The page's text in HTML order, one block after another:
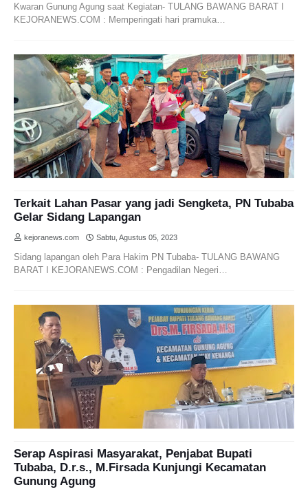
Kwaran Gunung Agung saat Kegiatan- TULANG BAWANG BARAT I
KEJORANEWS.COM : Memperingati hari pramuka…
Terkait Lahan Pasar yang jadi Sengketa, PN Tubaba
Gelar Sidang Lapangan
kejoranews.com Sabtu, Agustus 05, 2023
Sidang lapangan oleh Para Hakim PN Tubaba- TULANG BAWANG
BARAT I KEJORANEWS.COM : Pengadilan Negeri…
Serap Aspirasi Masyarakat, Penjabat Bupati
Tubaba, D.r.s., M.Firsada Kunjungi Kecamatan
Gunung Agung